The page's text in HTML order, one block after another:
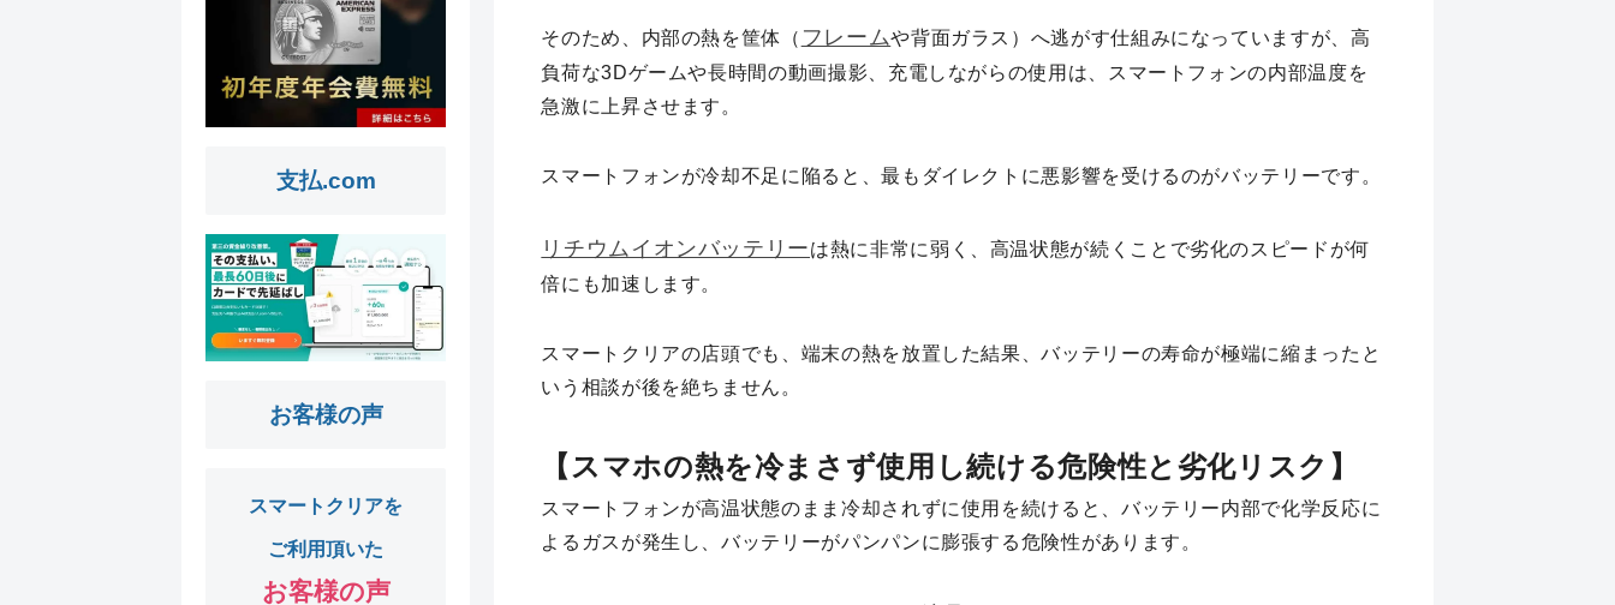
そのため、内部の熱を筐体（ フレームや背面ガラス）へ逃がす仕組みになっていますが、高
負荷な3Dゲームや長時間の動画撮影、充電しながらの使用は、スマートフォンの内部温度を
急激に上昇させます。
スマートフォンが冷却不足に陥ると、最もダイレクトに悪影響を受けるのがバッテリーです。
リチウムイオンバッテリーは熱に非常に弱く、高温状態が続くことで劣化のスピードが何
倍にも加速します。
スマートクリアの店頭でも、端末の熱を放置した結果、バッテリーの寿命が極端に縮まったと
いう相談が後を絶ちません。
【スマホの熱を冷まさず使用し続ける危険性と劣化リスク】
スマートフォンが高温状態のまま冷却されずに使用を続けると、バッテリー内部で化学反応に
よるガスが発生し、バッテリーがパンパンに膨張する危険性があります。
支払.com
お客様の声
スマートクリアを
ご利用頂いた
お客様の声